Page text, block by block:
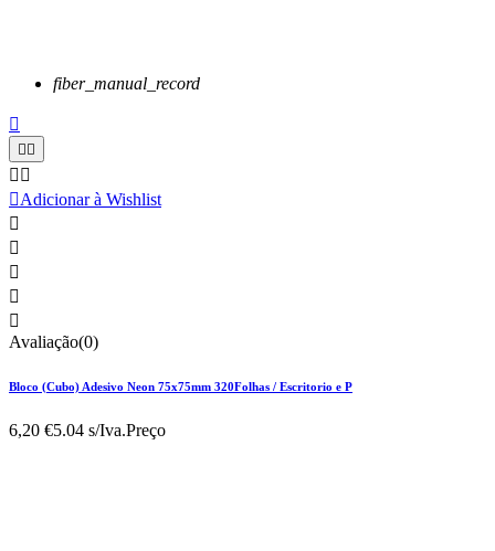
fiber_manual_record


 
Adicionar à Wishlist





Avaliação(0)
Bloco (Cubo) Adesivo Neon 75x75mm 320Folhas / Escritorio e P
6,20 €5.04 s/Iva.Preço